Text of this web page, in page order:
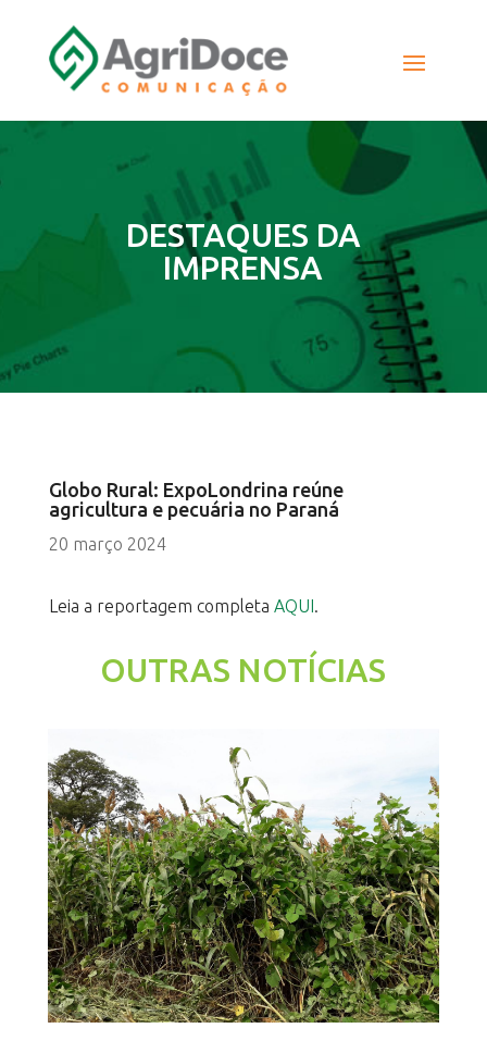
DESTAQUES DA
IMPRENSA
Globo Rural: ExpoLondrina reúne
agricultura e pecuária no Paraná
20 março 2024
Leia a reportagem completa AQUI.
OUTRAS NOTÍCIAS